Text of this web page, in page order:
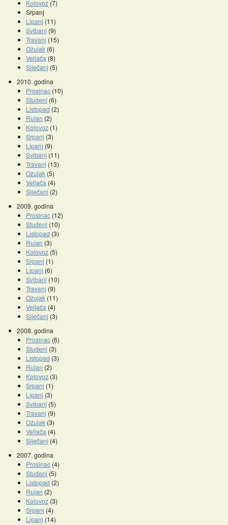
Kolovoz (7)
Srpanj
Lipanj (11)
Svibanj (9)
Travanj (15)
Ožujak (6)
Veljača (8)
Siječanj (5)
2010. godina
Prosinac (10)
Studeni (6)
Listopad (2)
Rujan (2)
Kolovoz (1)
Srpanj (3)
Lipanj (9)
Svibanj (11)
Travanj (13)
Ožujak (5)
Veljača (4)
Siječanj (2)
2009. godina
Prosinac (12)
Studeni (10)
Listopad (3)
Rujan (3)
Kolovoz (5)
Srpanj (1)
Lipanj (6)
Svibanj (10)
Travanj (9)
Ožujak (11)
Veljača (4)
Siječanj (3)
2008. godina
Prosinac (6)
Studeni (3)
Listopad (3)
Rujan (2)
Kolovoz (3)
Srpanj (1)
Lipanj (3)
Svibanj (5)
Travanj (9)
Ožujak (3)
Veljača (4)
Siječanj (4)
2007. godina
Prosinac (4)
Studeni (5)
Listopad (2)
Rujan (2)
Kolovoz (3)
Srpanj (4)
Lipanj (14)